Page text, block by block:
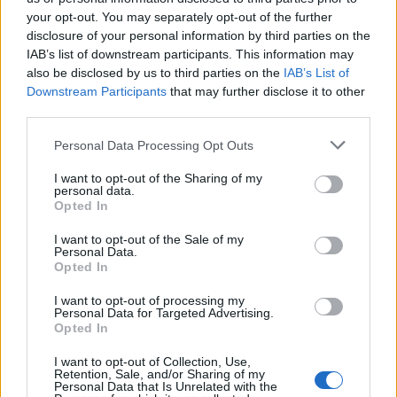
your opt-out. You may separately opt-out of the further
disclosure of your personal information by third parties on the
IAB’s list of downstream participants. This information may
also be disclosed by us to third parties on the IAB’s List of
Downstream Participants that may further disclose it to other
Personal Data Processing Opt Outs
I want to opt-out of the Sharing of my
personal data.
Opted In
I want to opt-out of the Sale of my
Personal Data.
Opted In
I want to opt-out of processing my
Personal Data for Targeted Advertising.
Opted In
I want to opt-out of Collection, Use,
Retention, Sale, and/or Sharing of my
Personal Data that Is Unrelated with the
DAZN/SKY
12/01/2025 Domenica 12.30 GENOA-PARMA
DAZN
12/01/2025 Domenica 15.00 VENEZIA-
12/01/2025 Domenica 20.45 NAPOLI-
HELLAS VERONA DAZN
13/01/2025 Lunedì 20.45 MONZA-
FIORENTINA DAZN/SKY
Ea Sport Fc Supercup 2024/2025: